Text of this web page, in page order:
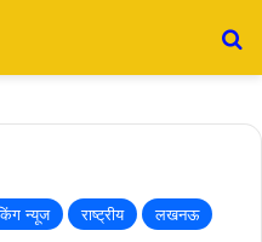
न्यूज राष्ट्रीय लखनऊ